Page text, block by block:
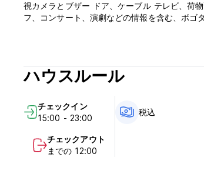
視カメラとブザー ドア、ケーブル テレビ、荷
フ、コンサート、演劇などの情報を含む、ボ
ハウスルール
チェックイン
15:00 - 23:00
チェックアウト
までの 12:00
税込